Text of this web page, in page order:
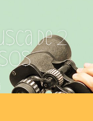
de 2